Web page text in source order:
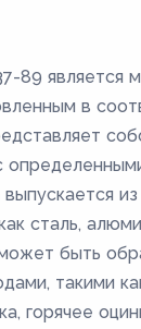
89 является
в
сталь,
быть
такими
горячее